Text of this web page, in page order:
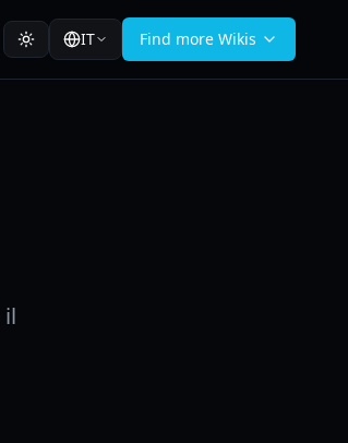
IT Find more Wikis
il